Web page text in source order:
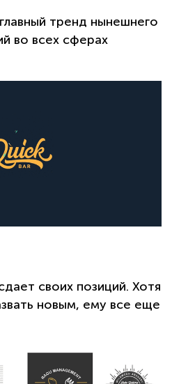
тренд нынешнего
во всех сферах
своих позиций. Хотя
новым, ему все еще